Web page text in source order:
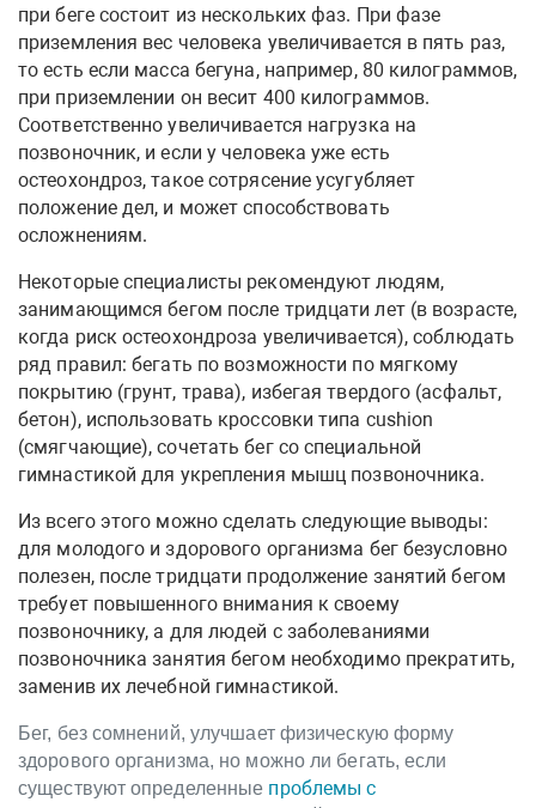
при беге состоит из нескольких фаз. При фазе
приземления вес человека увеличивается в пять раз,
то есть если масса бегуна, например, 80 килограммов,
при приземлении он весит 400 килограммов.
Соответственно увеличивается нагрузка на
позвоночник, и если у человека уже есть
остеохондроз, такое сотрясение усугубляет
положение дел, и может способствовать
осложнениям.
Некоторые специалисты рекомендуют людям,
занимающимся бегом после тридцати лет (в возрасте,
когда риск остеохондроза увеличивается), соблюдать
ряд правил: бегать по возможности по мягкому
покрытию (грунт, трава), избегая твердого (асфальт,
бетон), использовать кроссовки типа cushion
(смягчающие), сочетать бег со специальной
гимнастикой для укрепления мышц позвоночника.
Из всего этого можно сделать следующие выводы:
для молодого и здорового организма бег безусловно
полезен, после тридцати продолжение занятий бегом
требует повышенного внимания к своему
позвоночнику, а для людей с заболеваниями
позвоночника занятия бегом необходимо прекратить,
заменив их лечебной гимнастикой.
Бег, без сомнений, улучшает физическую форму
здорового организма, но можно ли бегать, если
существуют определенные проблемы с